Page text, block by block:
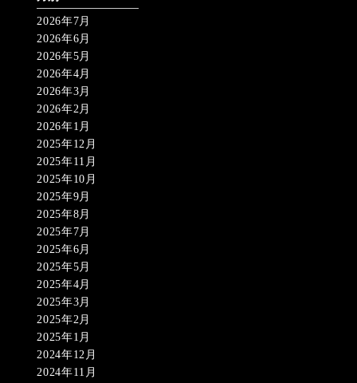
2026年7月
2026年6月
2026年5月
2026年4月
2026年3月
2026年2月
2026年1月
2025年12月
2025年11月
2025年10月
2025年9月
2025年8月
2025年7月
2025年6月
2025年5月
2025年4月
2025年3月
2025年2月
2025年1月
2024年12月
2024年11月